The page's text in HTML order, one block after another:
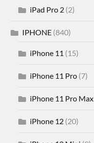
iPad Pro 2 (2)
IPHONE (840)
iPhone 11 (15)
iPhone 11 Pro (7)
iPhone 11 Pro Max
iPhone 12 (20)